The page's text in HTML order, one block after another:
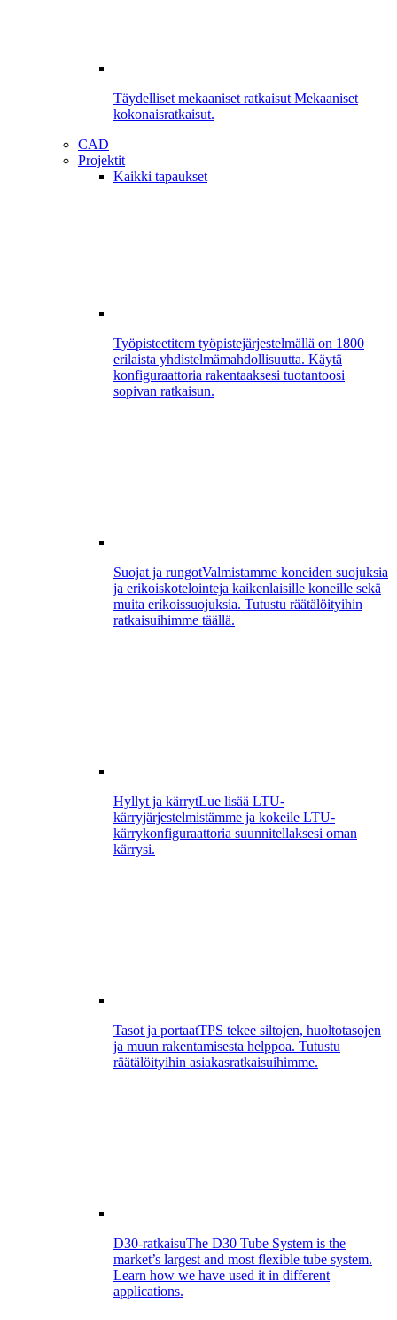
Täydelliset mekaaniset ratkaisut Mekaaniset
kokonaisratkaisut.
CAD
Projektit
Kaikki tapaukset
Työpisteetitem työpistejärjestelmällä on 1800
erilaista yhdistelmämahdollisuutta. Käytä
konfiguraattoria rakentaaksesi tuotantoosi
sopivan ratkaisun.
Suojat ja rungotValmistamme koneiden suojuksia
ja erikoiskotelointeja kaikenlaisille koneille sekä
muita erikoissuojuksia. Tutustu räätälöityihin
ratkaisuihimme täällä.
Hyllyt ja kärrytLue lisää LTU-
kärryjärjestelmistämme ja kokeile LTU-
kärrykonfiguraattoria suunnitellaksesi oman
kärrysi.
Tasot ja portaatTPS tekee siltojen, huoltotasojen
ja muun rakentamisesta helppoa. Tutustu
räätälöityihin asiakasratkaisuihimme.
D30-ratkaisuThe D30 Tube System is the
market’s largest and most flexible tube system.
Learn how we have used it in different
applications.